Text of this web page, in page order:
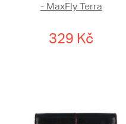
- MaxFly Terra
329 Kč